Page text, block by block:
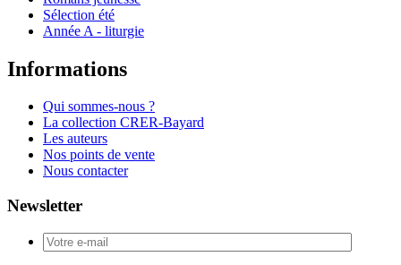
Sélection été
Année A - liturgie
Informations
Qui sommes-nous ?
La collection CRER-Bayard
Les auteurs
Nos points de vente
Nous contacter
Newsletter